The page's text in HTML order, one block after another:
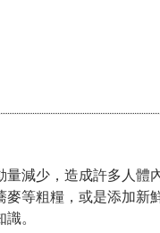
減少，造成許多人體
等粗糧，或是添加新
。